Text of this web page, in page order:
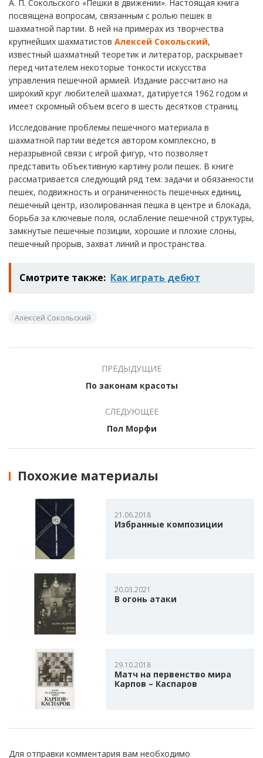
А. П. Сокольского «Пешки в движении». Настоящая книга
посвящена вопросам, связанным с ролью пешек в
шахматной партии. В ней на примерах из творчества
крупнейших шахматистов Алексей Сокольский,
известный шахматный теоретик и литератор, раскрывает
перед читателем некоторые тонкости искусства
управления пешечной армией. Издание рассчитано на
широкий круг любителей шахмат, датируется 1962 годом и
имеет скромный объем всего в шесть десятков страниц.
Исследование проблемы пешечного материала в
шахматной партии ведется автором комплексно, в
неразрывной связи с игрой фигур, что позволяет
представить объективную картину роли пешек. В книге
рассматривается следующий ряд тем: задачи и обязанности
пешек, подвижность и ограниченность пешечных единиц,
пешечный центр, изолированная пешка в центре и блокада,
борьба за ключевые поля, ослабление пешечной структуры,
замкнутые пешечные позиции, хорошие и плохие слоны,
пешечный прорыв, захват линий и пространства.
Смотрите также: Как играть дебют
Алексей Сокольский
ПРЕДЫДУЩИЕ
По законам красоты
СЛЕДУЮЩЕЕ
Пол Морфи
Похожие материалы
21.06.2018
Избранные композиции
20.03.2021
В огонь атаки
29.10.2018
Матч на первенство мира
Карпов – Каспаров
Для отправки комментария вам необходимо